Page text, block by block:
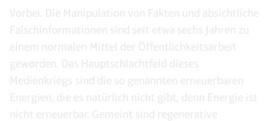
Vorbei. Die Manipulation von Fakten und absichtliche
Falschinformationen sind seit etwa sechs Jahren zu
einem normalen Mittel der Öffentlichkeitsarbeit
geworden. Das Hauptschlachtfeld dieses
Medienkriegs sind die so genannten erneuerbaren
Energien, die es natürlich nicht gibt, denn Energie ist
nicht erneuerbar. Gemeint sind regenerative